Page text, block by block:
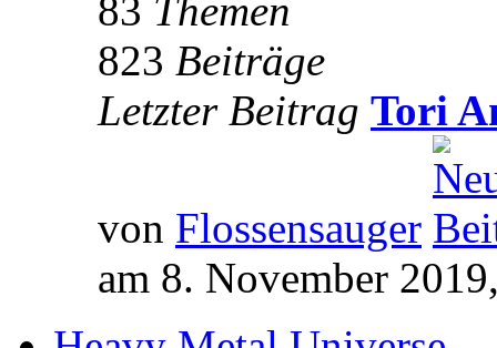
83 Themen
823 Beiträge
Letzter Beitrag Tori
von Flossensauger
am 8. November